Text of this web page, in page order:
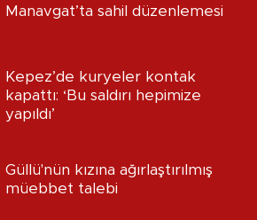
Manavgat’ta sahil düzenlemesi
Kepez’de kuryeler kontak
kapattı: ‘Bu saldırı hepimize
yapıldı’
Güllü'nün kızına ağırlaştırılmış
müebbet talebi